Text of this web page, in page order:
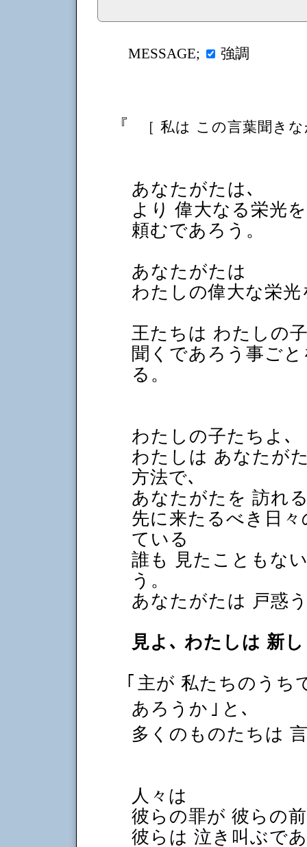
MESSAGE; 強調
『 ［ 私は この言葉聞き
あなたがたは､
より 偉大なる栄光
頼むであろう。
あなたがたは
わたしの偉大な栄
王たちは わたしの
聞くであろう事ご
る。
わたしの子たちよ､
わたしは あなたが
方法で､
あなたがたを 訪れ
先に来たるべき日
ている
誰も 見たこともな
う。
あなたがたは 戸惑
見よ､ わたしは 新
｢ 主が 私たちのうち
あろうか ｣ と､
多くのものたちは
人々は
彼らの罪が 彼らの
彼らは 泣き叫ぶで